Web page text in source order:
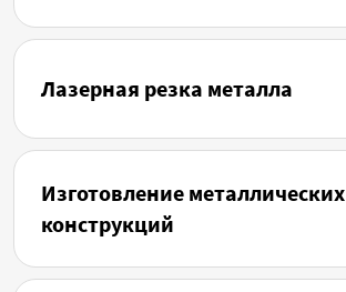
Лазерная резка металла
Изготовление металлических
конструкций